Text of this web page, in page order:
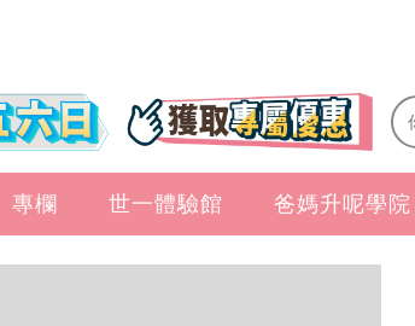
專欄 世一體驗館 爸媽升呢學院